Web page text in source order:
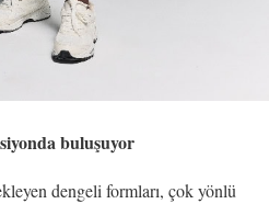
buluşuyor
dengeli formları, çok yönlü